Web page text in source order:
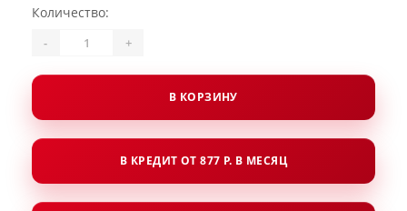
Количество:
- +
В КОРЗИНУ
В КРЕДИТ ОТ 877 Р. В МЕСЯЦ